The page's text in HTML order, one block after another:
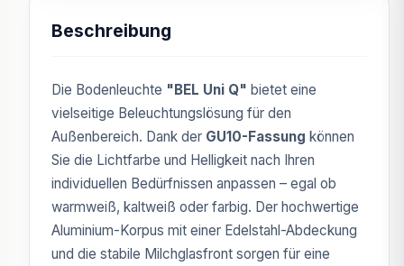
Beschreibung
Die Bodenleuchte "BEL Uni Q" bietet eine
vielseitige Beleuchtungslösung für den
Außenbereich. Dank der GU10-Fassung können
Sie die Lichtfarbe und Helligkeit nach Ihren
individuellen Bedürfnissen anpassen – egal ob
warmweiß, kaltweiß oder farbig. Der hochwertige
Aluminium-Korpus mit einer Edelstahl-Abdeckung
und die stabile Milchglasfront sorgen für eine